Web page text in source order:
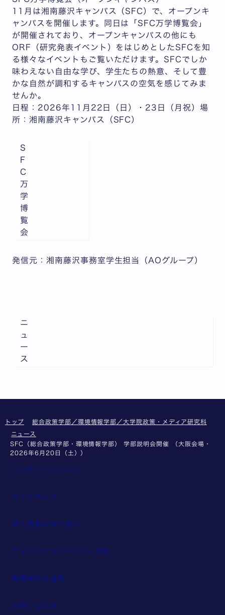
11月は湘南藤沢キャンパス（SFC）で、オープンキ
ャンパスを開催します。同日は「SFC万学博覧会」
が開催されており、オープンキャンパスの他にも
ORF（研究発表イベント）をはじめとしたSFCを知
る様々なイベントもご覧いただけます。SFCでしか
味わえない自由な学び、学生たちの熱意、そして豊
かな自然が調和するキャンパスの空気を感じてみま
せんか。
日程：2026年11月22日（日）・23日（月祝）場
所：湘南藤沢キャンパス（SFC）
S
F
C
万
学
博
覧
会
発信元：湘南藤沢事務室学生担当（AOグループ）
ニ
ュ
ー
ス
トップ
総合政策学部／環境情報学部／大学院政策・メディア研究科
ニュース
SFC（総合政策学部・環境情報学部） 学部説明会開催 （大阪会場・
2026年6月20日（土））
このサイトについて
サイトマップ
個人情報の取り扱い
ウェブアクセシビリティ方針
教職員採用情報
お問い合わせ